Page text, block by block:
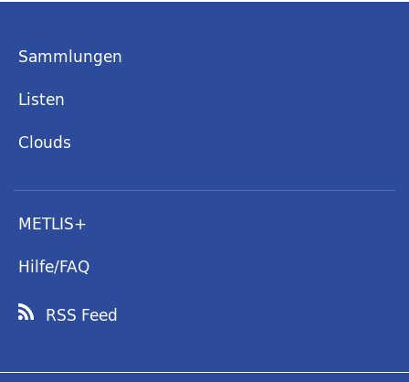
Sammlungen
Listen
Clouds
METLIS+
Hilfe/FAQ
RSS Feed